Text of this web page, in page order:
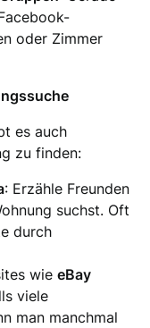
oder Zimmer
es auch
zu finden:
: Erzähle Freunden
suchst. Oft
durch
wieeBay
viele
man manchmal